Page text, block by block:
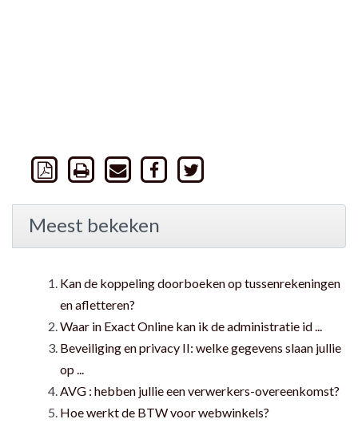
Meest bekeken
Kan de koppeling doorboeken op tussenrekeningen
en afletteren?
Waar in Exact Online kan ik de administratie id ...
Beveiliging en privacy II: welke gegevens slaan jullie
op ...
AVG : hebben jullie een verwerkers-overeenkomst?
Hoe werkt de BTW voor webwinkels?